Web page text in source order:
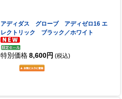
アディダス グローブ アディゼロ16 エ
レクトリック ブラック／ホワイト
特別価格 8,600円 (税込)